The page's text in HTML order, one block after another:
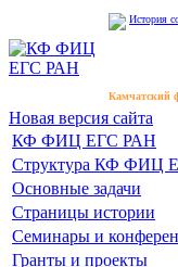
Камчатский
Новая версия сайта
КФ ФИЦ ЕГС РАН
Структура КФ ФИЦ
Основные задачи
Страницы истории
Семинары и
Гранты и проекты